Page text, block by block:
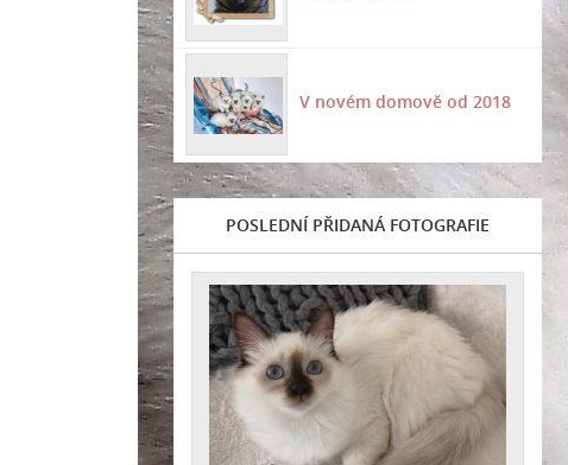
V novém domově od 2018
POSLEDNÍ PŘIDANÁ FOTOGRAFIE